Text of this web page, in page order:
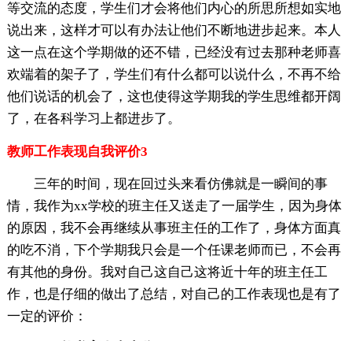
等交流的态度，学生们才会将他们内心的所思所想如实地
说出来，这样才可以有办法让他们不断地进步起来。本人
这一点在这个学期做的还不错，已经没有过去那种老师喜
欢端着的架子了，学生们有什么都可以说什么，不再不给
他们说话的机会了，这也使得这学期我的学生思维都开阔
了，在各科学习上都进步了。
教师工作表现自我评价3
三年的时间，现在回过头来看仿佛就是一瞬间的事
情，我作为xx学校的班主任又送走了一届学生，因为身体
的原因，我不会再继续从事班主任的工作了，身体方面真
的吃不消，下个学期我只会是一个任课老师而已，不会再
有其他的身份。我对自己这自己这将近十年的班主任工
作，也是仔细的做出了总结，对自己的工作表现也是有了
一定的评价：